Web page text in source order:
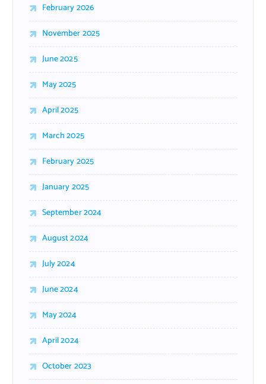
February 2026
November 2025
June 2025
May 2025
April 2025
March 2025
February 2025
January 2025
September 2024
August 2024
July 2024
June 2024
May 2024
April 2024
October 2023